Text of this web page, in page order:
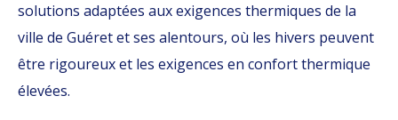
solutions adaptées aux exigences thermiques de la
ville de Guéret et ses alentours, où les hivers peuvent
être rigoureux et les exigences en confort thermique
élevées.